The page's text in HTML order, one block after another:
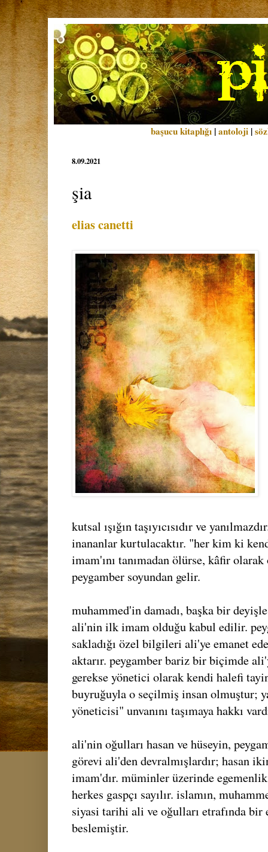
başucu kitaplığı |antoloji |
8.09.2021
şia
elias canetti
kutsal ışığın taşıyıcısıdır ve
inananlar kurtulacaktır. "her kim ki
imam'ını tanımadan ölürse, kâfir
peygamber soyundan gelir.
muhammed'in damadı, başka bir
ali'nin ilk imam olduğu kabul edilir.
sakladığı özel bilgileri ali'ye emanet
aktarır. peygamber bariz bir biçimde
gerekse yönetici olarak kendi halefi
buyruğuyla o seçilmiş insan olmuştur;
yöneticisi" unvanını taşımaya hakkı
ali'nin oğulları hasan ve hüseyin,
görevi ali'den devralmışlardır; hasan
imam'dır. müminler üzerinde
herkes gaspçı sayılır. islamın,
siyasi tarihi ali ve oğulları etrafında bir
beslemiştir.